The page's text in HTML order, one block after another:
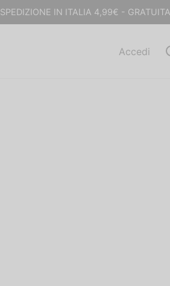
SPEDIZIONE IN ITALIA 4,99€ -
Accedi